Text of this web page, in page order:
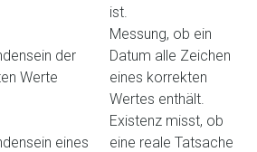
ist.
der
Werte
Messung, ob ein
Datum alle Zeichen
eines korrekten
Wertes enthält.
eines
Existenz misst, ob
eine reale Tatsache